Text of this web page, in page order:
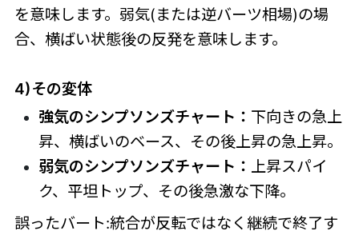
を意味します。弱気(または逆バーツ相場)の場
合、横ばい状態後の反発を意味します。
4)その変体
強気のシンプソンズチャート： 下向きの急上
昇、横ばいのベース、その後上昇の急上昇。
弱気のシンプソンズチャート：
上昇スパイ
ク、平坦トップ、その後急激な下降。
誤ったバート:統合が反転ではなく継続で終了す